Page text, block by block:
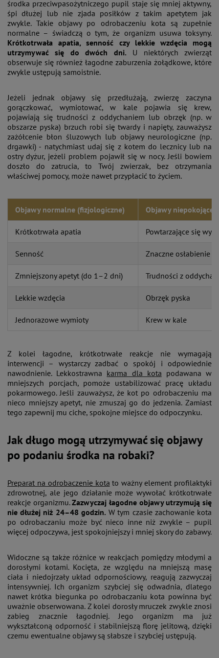
środka przeciwpasożytniczego pupil staje się mniej aktywny,
śpi dłużej lub nie zjada posiłków z takim apetytem jak
zwykle. Takie objawy po odrobaczeniu kota są zupełnie
normalne – świadczą o tym, że organizm usuwa toksyny.
Krótkotrwała apatia, senność czy lekkie wzdęcia mogą
utrzymywać się do dwóch dni. U niektórych zwierząt
obserwuje się również łagodne zaburzenia żołądkowe, które
zwykle ustępują samoistnie.
Jeżeli jednak objawy się przedłużają, zwierzę zaczyna
gorączkować, wymiotować, w kale pojawia się krew,
pojawiają się trudności z oddychaniem lub obrzęk (np. w
obszarze pyska) brzuch robi się twardy i napięty, zauważysz
zażółcenie błon śluzowych lub objawy neurologiczne (np.
drgawki) - natychmiast udaj się z kotem do lecznicy lub na
ostry dyżur, jeżeli problem pojawił się w nocy. Jeśli bowiem
doszło do zatrucia, to Twój zwierzak, bez otrzymania
właściwej pomocy, może nawet przypłacić to życiem.
Objawy normalne (fizjologiczne) Objawy niepokojące
Krótkotrwała apatia Powtarzające się
Senność Znaczne osłabienie
Zmniejszony apetyt (do 1–2 dni) Trudności z
Lekkie wzdęcia Obrzęk pyska
Jednorazowe wymioty Krew w kale
Z kolei łagodne, krótkotrwałe reakcje nie wymagają
interwencji – wystarczy zadbać o spokój i odpowiednie
nawodnienie. Lekkostrawna karma dla kota podawana w
mniejszych porcjach, pomoże ustabilizować pracę układu
pokarmowego. Jeśli zauważysz, że kot po odrobaczeniu ma
nieco mniejszy apetyt, nie zmuszaj go do jedzenia. Zamiast
tego zapewnij mu ciche, spokojne miejsce do odpoczynku.
Jak długo mogą utrzymywać się objawy
po podaniu środka na robaki?
Preparat na odrobaczenie kota to ważny element profilaktyki
zdrowotnej, ale jego działanie może wywołać krótkotrwałe
reakcje organizmu.Zazwyczaj łagodne objawy utrzymują się
nie dłużej niż 24–48 godzin. W tym czasie zachowanie kota
po odrobaczaniu może być nieco inne niż zwykle – pupil
więcej odpoczywa, jest spokojniejszy i mniej skory do zabawy.
Widoczne są także różnice w reakcjach pomiędzy młodymi a
dorosłymi kotami. Kocięta, ze względu na mniejszą masę
ciała i niedojrzały układ odpornościowy, reagują zazwyczaj
intensywniej. Ich organizm szybciej się odwadnia, dlatego
nawet krótka biegunka po odrobaczaniu kota powinna być
uważnie obserwowana. Z kolei dorosły mruczek zwykle znosi
zabieg znacznie łagodniej. Jego organizm ma już
wykształconą odporność i stabilniejszą florę jelitową, dzięki
czemu ewentualne objawy są słabsze i szybciej ustępują.